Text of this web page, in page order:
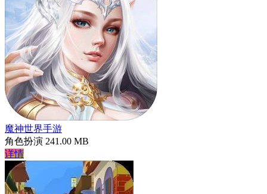
魔神世界手游
角色扮演 241.00 MB
详情